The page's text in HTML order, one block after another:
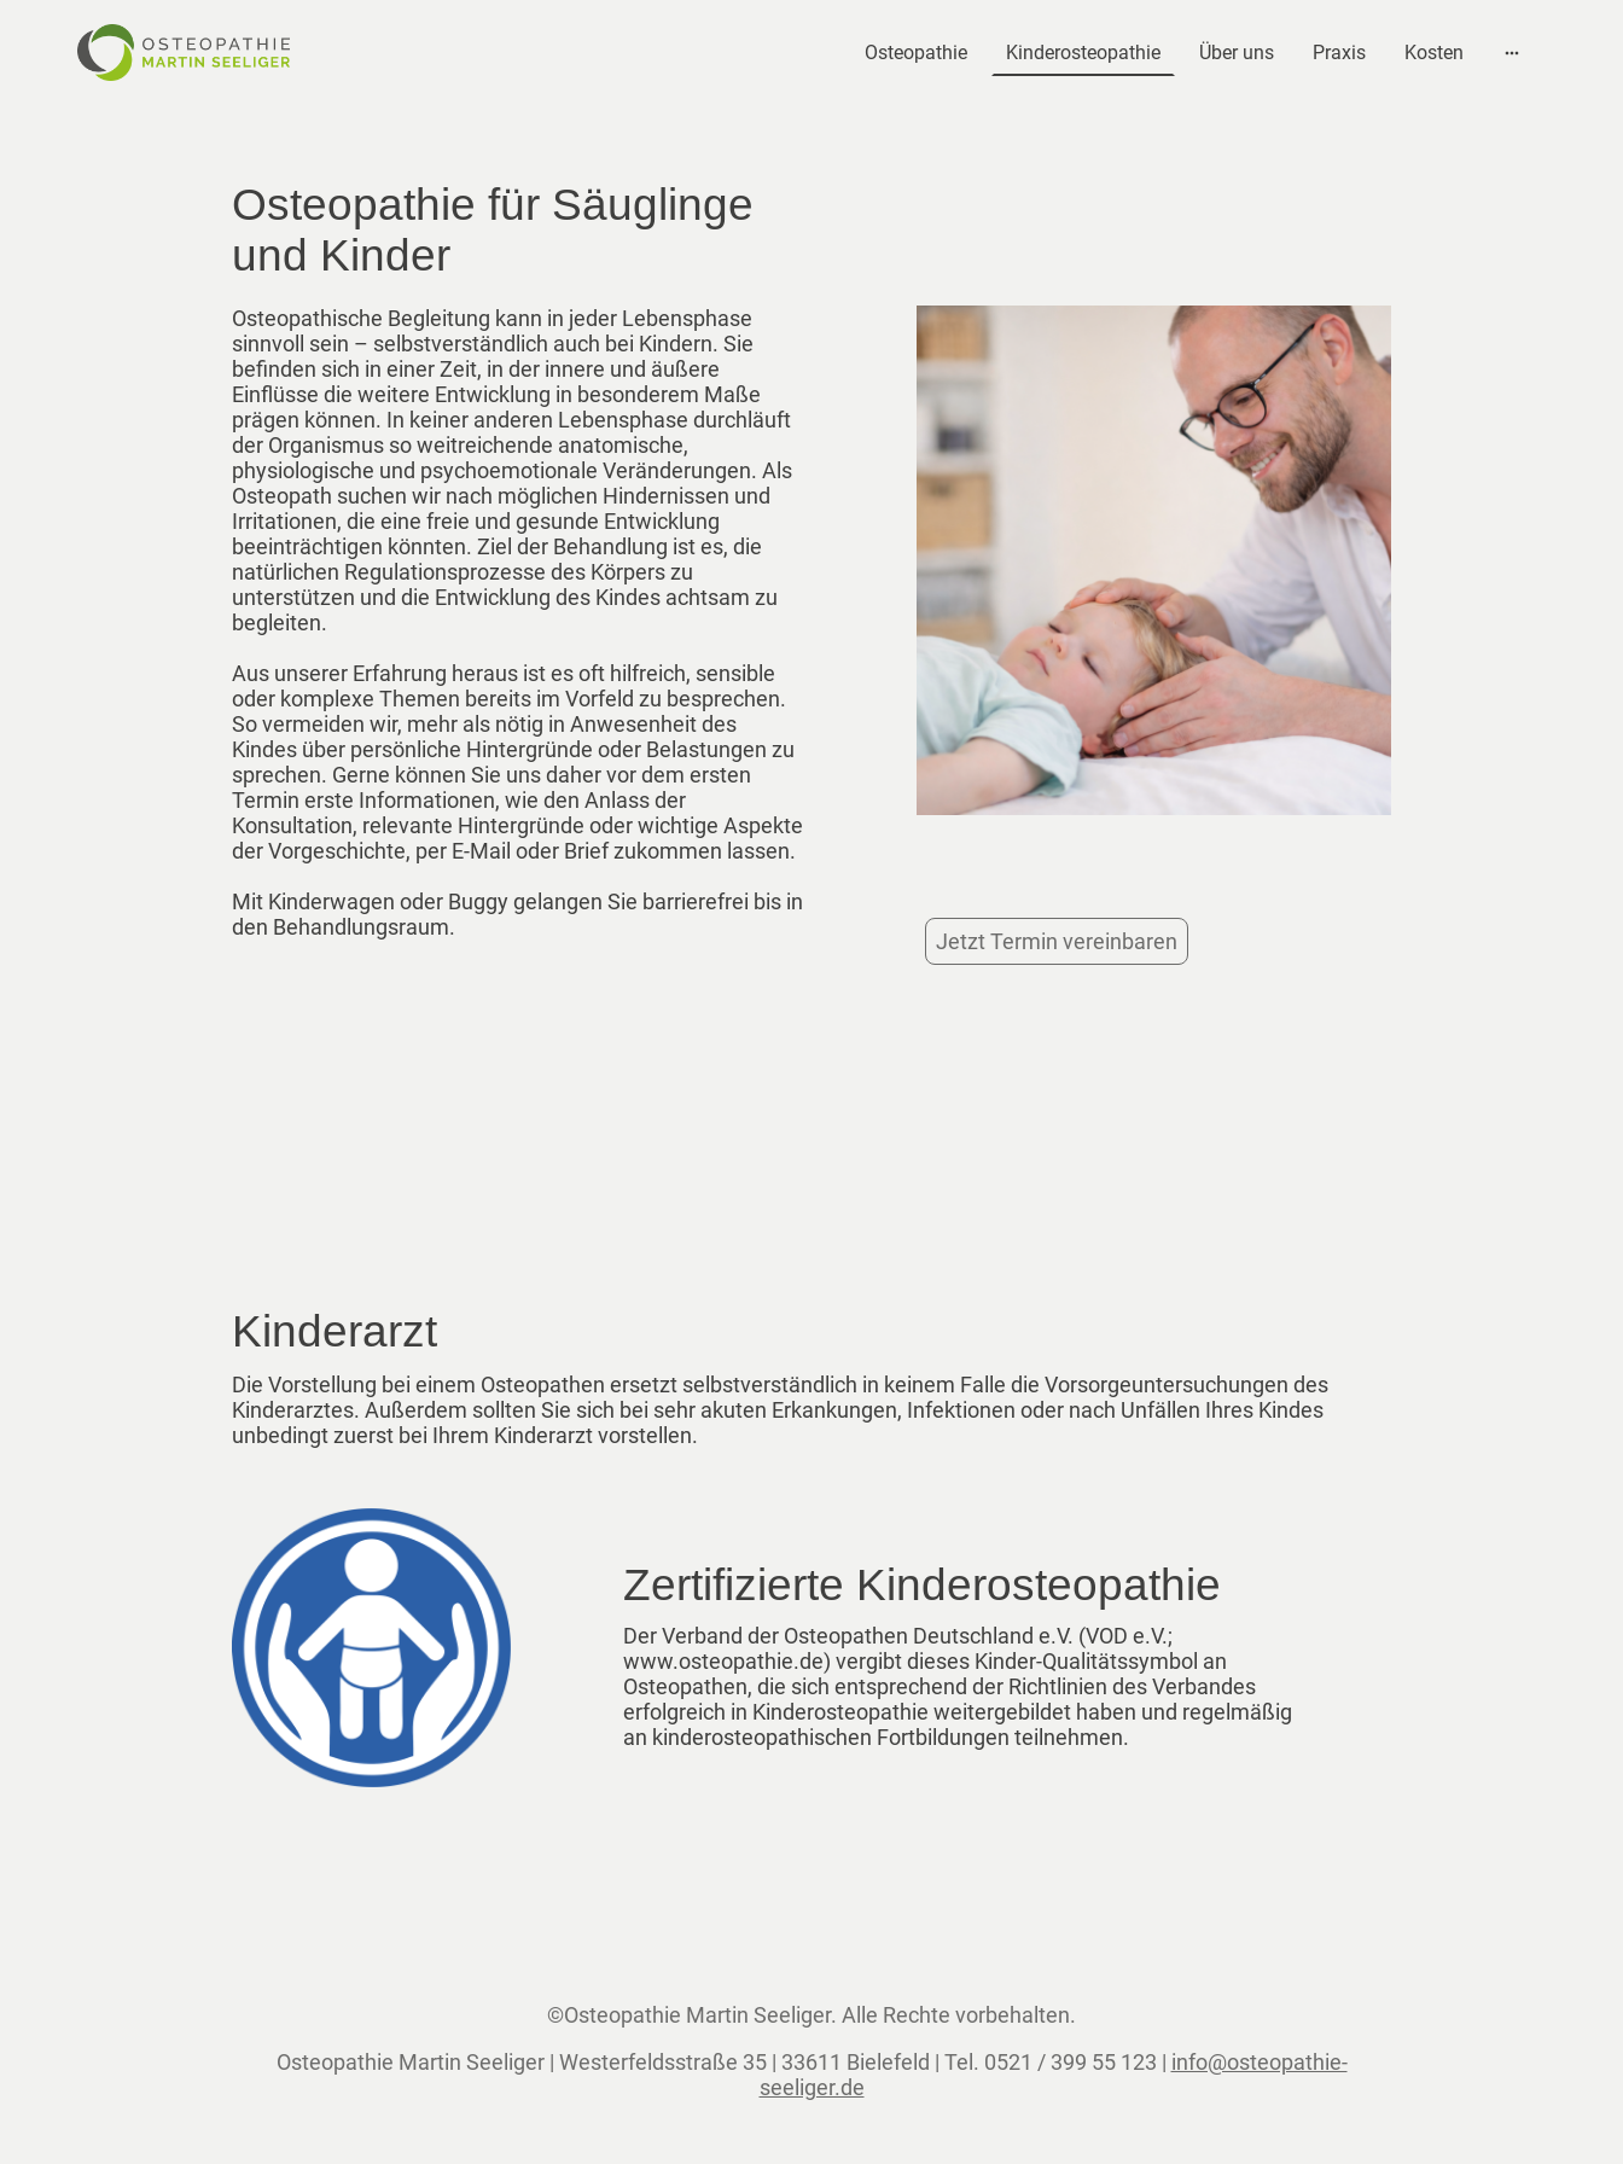
Osteopathie Kinderosteopathie Über uns Praxis Kosten
Osteopathie für Säuglinge
und Kinder
Osteopathische Begleitung kann in jeder Lebensphase
sinnvoll sein – selbstverständlich auch bei Kindern. Sie
befinden sich in einer Zeit, in der innere und äußere
Einflüsse die weitere Entwicklung in besonderem Maße
prägen können. In keiner anderen Lebensphase durchläuft
der Organismus so weitreichende anatomische,
physiologische und psychoemotionale Veränderungen. Als
Osteopath suchen wir nach möglichen Hindernissen und
Irritationen, die eine freie und gesunde Entwicklung
beeinträchtigen könnten. Ziel der Behandlung ist es, die
natürlichen Regulationsprozesse des Körpers zu
unterstützen und die Entwicklung des Kindes achtsam zu
begleiten.
Aus unserer Erfahrung heraus ist es oft hilfreich, sensible
oder komplexe Themen bereits im Vorfeld zu besprechen.
So vermeiden wir, mehr als nötig in Anwesenheit des
Kindes über persönliche Hintergründe oder Belastungen zu
sprechen. Gerne können Sie uns daher vor dem ersten
Termin erste Informationen, wie den Anlass der
Konsultation, relevante Hintergründe oder wichtige Aspekte
der Vorgeschichte, per E-Mail oder Brief zukommen lassen.
Mit Kinderwagen oder Buggy gelangen Sie barrierefrei bis in
den Behandlungsraum.
Jetzt Termin vereinbaren
Kinderarzt
Die Vorstellung bei einem Osteopathen ersetzt selbstverständlich in keinem Falle die Vorsorgeuntersuchungen des
Kinderarztes. Außerdem sollten Sie sich bei sehr akuten Erkankungen, Infektionen oder nach Unfällen Ihres Kindes
unbedingt zuerst bei Ihrem Kinderarzt vorstellen.
Der Verband der Osteopathen Deutschland e.V. (VOD e.V.;
www.osteopathie.de) vergibt dieses Kinder-Qualitätssymbol an
Osteopathen, die sich entsprechend der Richtlinien des Verbandes
erfolgreich in Kinderosteopathie weitergebildet haben und regelmäßig
an kinderosteopathischen Fortbildungen teilnehmen.
Zertifizierte Kinderosteopathie
©Osteopathie Martin Seeliger. Alle Rechte vorbehalten.
Osteopathie Martin Seeliger | Westerfeldsstraße 35 | 33611 Bielefeld | Tel. 0521 / 399 55 123 | info@osteopathie-
seeliger.de